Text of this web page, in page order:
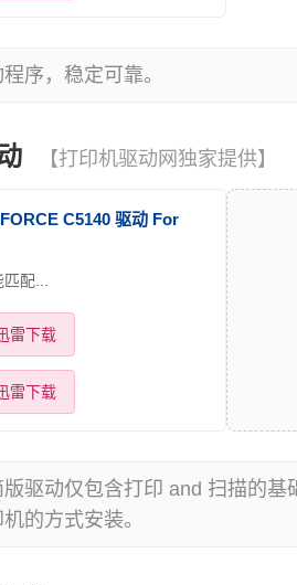
序，稳定可靠。
【打印机驱动网独家提供】
C5140 驱动 For
配...
雷下载
雷下载
驱动仅包含打印 and 扫描的基
的方式安装。